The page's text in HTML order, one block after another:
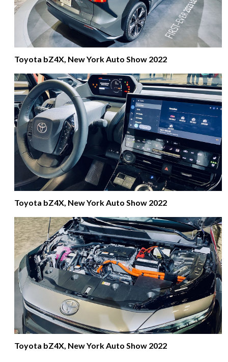
Toyota bZ4X, New York Auto Show 2022
Toyota bZ4X, New York Auto Show 2022
Toyota bZ4X, New York Auto Show 2022